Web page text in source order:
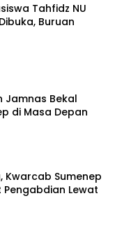
Tahfidz NU
Buruan
Jamnas Bekal
di Masa Depan
Kwarcab Sumenep
Lewat